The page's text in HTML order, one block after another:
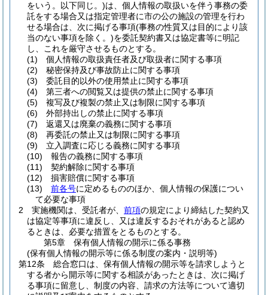
をいう。以下同じ。)は、個人情報の取扱いを伴う事務の委
託をする場合又は指定管理者に市の公の施設の管理を行わ
せる場合は、次に掲げる事項(事務の性質又は目的により該
当のない事項を除く。)を委託契約書又は協定書等に明記
し、これを厳守させるものとする。
(1)
個人情報の取扱責任者及び取扱者に関する事項
(2)
秘密保持及び事故防止に関する事項
(3)
委託目的以外の使用禁止に関する事項
(4)
第三者への閲覧又は提供の禁止に関する事項
(5)
複写及び複製の禁止又は制限に関する事項
(6)
外部持出しの禁止に関する事項
(7)
返還又は廃棄の義務に関する事項
(8)
再委託の禁止又は制限に関する事項
(9)
立入調査に応じる義務に関する事項
(10)
報告の義務に関する事項
(11)
契約解除に関する事項
(12)
損害賠償に関する事項
(13)
前各号に定めるもののほか、個人情報の保護につい
て必要な事項
2
実施機関は、受託者が、 前項の規定により締結した契約又
は協定等事項に違反し、又は違反するおそれがあると認め
るときは、必要な措置をとるものとする。
第5章
保有個人情報の開示に係る事務
(保有個人情報の開示等に係る制度の案内・説明等)
第12条
総合窓口は、保有個人情報の開示等を請求しようと
する者から開示等に関する相談があったときは、次に掲げ
る事項に留意し、制度の内容、請求の方法等について適切